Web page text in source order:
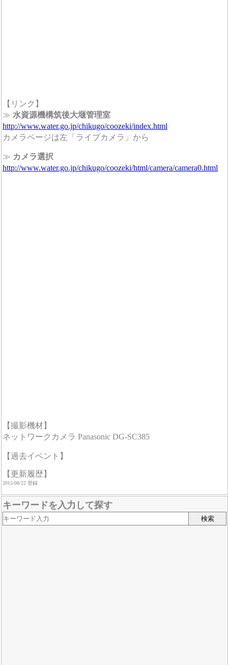
【リンク】
≫ 水資源機構筑後大堰管理室
http://www.water.go.jp/chikugo/coozeki/index.html
カメラページは左「ライブカメラ」から
≫ カメラ選択
http://www.water.go.jp/chikugo/coozeki/html/camera/camera0.html
【撮影機材】
ネットワークカメラ Panasonic DG-SC385
【過去イベント】
【更新履歴】
2015/08/22 登録
キーワードを入力して探す